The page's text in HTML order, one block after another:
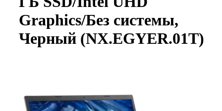
Graphics/Без системы,
Черный (NX.EGYER.01T)